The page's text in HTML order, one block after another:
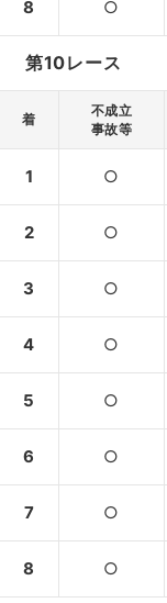
8 ○
第10レース
着
不成立
事故等
1 ○
2 ○
3 ○
4 ○
5 ○
6 ○
7 ○
8 ○